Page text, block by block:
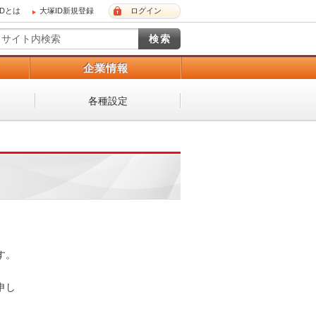
とは 大塚ID新規登録 ログイン
企業情報
各種設定
。
し